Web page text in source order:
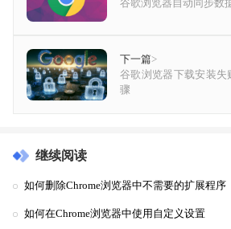
谷歌浏览器自动同步数
下一篇>
谷歌浏览器下载安装
骤
继续阅读
如何删除Chrome浏览器中不需要的扩展程序
如何在Chrome浏览器中使用自定义设置